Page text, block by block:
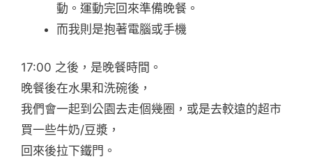
動。運動完回來準備晚餐。
而我則是抱著電腦或手機
17:00 之後，是晚餐時間。
晚餐後在水果和洗碗後，
我們會一起到公園去走個幾圈，或是去較遠的超市
買一些牛奶/豆漿，
回來後拉下鐵門。